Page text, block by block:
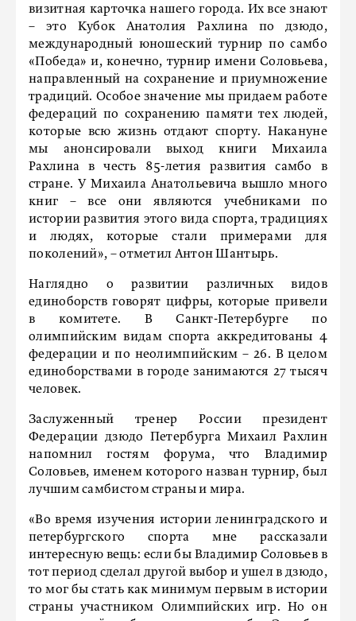
визитная карточка нашего города. Их все знают
– это Кубок Анатолия Рахлина по дзюдо,
международный юношеский турнир по самбо
«Победа» и, конечно, турнир имени Соловьева,
направленный на сохранение и приумножение
традиций. Особое значение мы придаем работе
федераций по сохранению памяти тех людей,
которые всю жизнь отдают спорту. Накануне
мы анонсировали выход книги Михаила
Рахлина в честь 85-летия развития самбо в
стране. У Михаила Анатольевича вышло много
книг – все они являются учебниками по
истории развития этого вида спорта, традициях
и людях, которые стали примерами для
поколений», – отметил Антон Шантырь.
Наглядно о развитии различных видов
единоборств говорят цифры, которые привели
в комитете. В Санкт-Петербурге по
олимпийским видам спорта аккредитованы 4
федерации и по неолимпийским – 26. В целом
единоборствами в городе занимаются 27 тысяч
человек.
Заслуженный тренер России президент
Федерации дзюдо Петербурга Михаил Рахлин
напомнил гостям форума, что Владимир
Соловьев, именем которого назван турнир, был
лучшим самбистом страны и мира.
«Во время изучения истории ленинградского и
петербургского спорта мне рассказали
интересную вещь: если бы Владимир Соловьев в
тот период сделал другой выбор и ушел в дзюдо,
то мог бы стать как минимум первым в истории
страны участником Олимпийских игр. Но он